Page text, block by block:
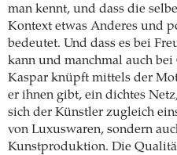
man kennt, und dass die
Kontext etwas Anderes und
bedeutet. Und dass es bei
kann und manchmal auch
Kaspar knüpft mittels der
er ihnen gibt, ein dichtes
sich der Künstler zugleich
von Luxuswaren, sondern
Kunstproduktion. Die